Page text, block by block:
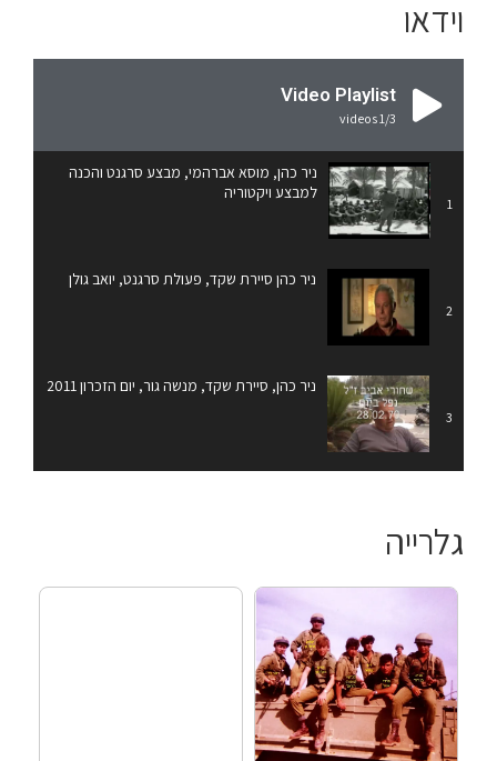
וידאו
Video Playlist
1/3
videos
1
ניר כהן, מוסא אברהמי, מבצע סרגנט והכנה
למבצע ויקטוריה
2
ניר כהן סיירת שקד, פעולת סרגנט, יואב גולן
3
ניר כהן, סיירת שקד, מנשה גור, יום הזכרון 2011
גלרייה